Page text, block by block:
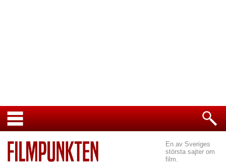
En av Sveriges
största sajter om
film.